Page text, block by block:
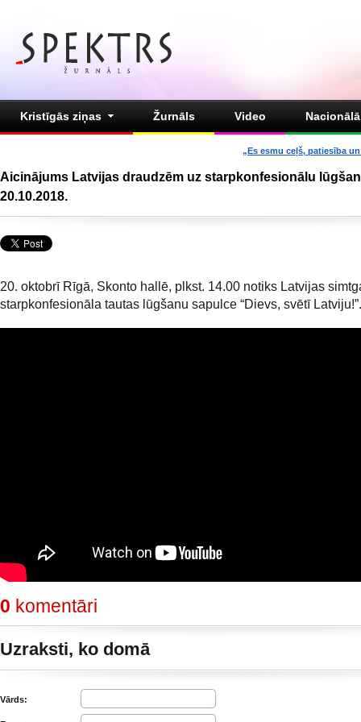
Kristīgās ziņas Žurnāls Video
„Es esmu ceļš, patiesība
Aicinājums Latvijas draudzēm uz starpkonfesionālu
20.10.2018.
20. oktobrī Rīgā, Skonto hallē, plkst. 14.00 notiks Latvijas
starpkonfesionāla tautas lūgšanu sapulce “Dievs, svētī Latviju!”.
0 komentāri
Uzraksti, ko domā
Vārds: